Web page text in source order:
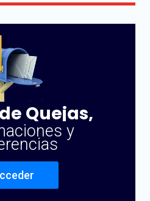
Quejas,
y